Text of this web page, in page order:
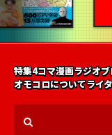
特集4コマ漫画ラジオ
オモコロについてライ